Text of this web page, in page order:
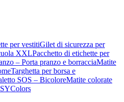
per vestitiGilet di sicurezza per
XXLPacchetto di etichette per
– Porta pranzo e borracciaMatite
Targhetta per borsa e
SOS – BicoloreMatite colorate